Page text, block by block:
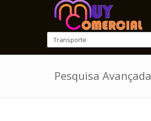
Pesquisa Avançada